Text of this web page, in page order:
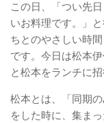
この日、「つい先
いお料理です。」
ちとのやさしい時
です。今日は松本
と松本をランチに
松本とは、「同期
をした時に、集ま